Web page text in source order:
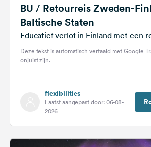
Taal:
Nederlands
Volg
ons
Facebook
BU / Retourreis Zweden-
Baltische Staten
Educatief verlof in Finland met een
Deze tekst is automatisch vertaald met Google
onjuist zijn.
flexibilities
Laatst aangepast door: 06-08-
2026